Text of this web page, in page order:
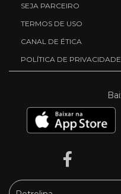
SEJA PARCEIRO
TERMOS DE USO
CANAL DE ÉTICA
POLÍTICA DE PRIVACIDADE